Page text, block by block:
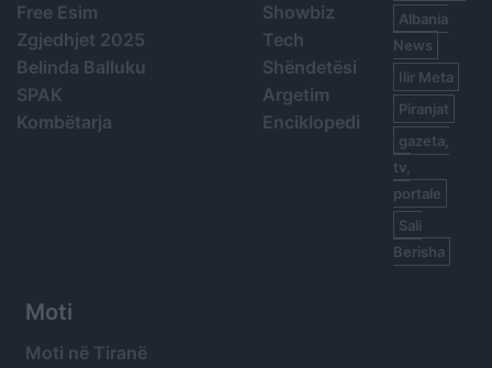
Free Esim
Zgjedhjet 2025
Belinda Balluku
SPAK
Kombëtarja
Showbiz
Tech
Shëndetësi
Argetim
Enciklopedi
Albania
News
Ilir Meta
Piranjat
gazeta,
tv,
portale
Sali
Berisha
Moti
Moti në Tiranë